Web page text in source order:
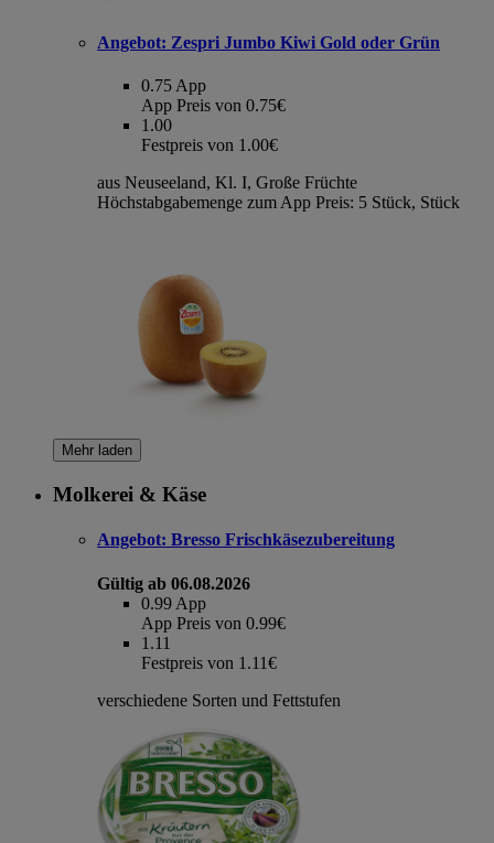
Angebot: Zespri Jumbo Kiwi Gold oder Grün
0.75App
App Preis von 0.75€
1.00
Festpreis von 1.00€
aus Neuseeland, Kl. I, Große Früchte
Höchstabgabemenge zum App Preis: 5 Stück, Stück
Mehr laden
Molkerei & Käse
Angebot: Bresso Frischkäsezubereitung
Gültig ab 06.08.2026
0.99 App
App Preis von 0.99€
1.11
Festpreis von 1.11€
verschiedene Sorten und Fettstufen